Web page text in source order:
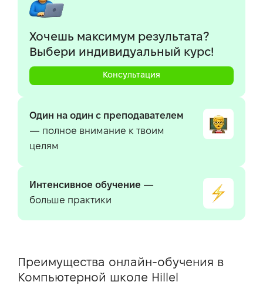
Хочешь максимум результата?
Выбери индивидуальный курс!
Консультация
Один на один с преподавателем
— полное внимание к твоим
целям
Интенсивное обучение —
больше практики
Преимущества онлайн-обучения в
Компьютерной школе Hillel